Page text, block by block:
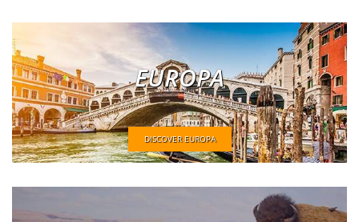
EUROPA
DISCOVER EUROPA